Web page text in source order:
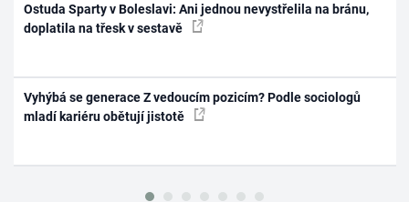
Ostuda Sparty v Boleslavi: Ani jednou nevystřelila na bránu,
doplatila na třesk v sestavě
Vyhýbá se generace Z vedoucím pozicím? Podle sociologů
mladí kariéru obětují jistotě